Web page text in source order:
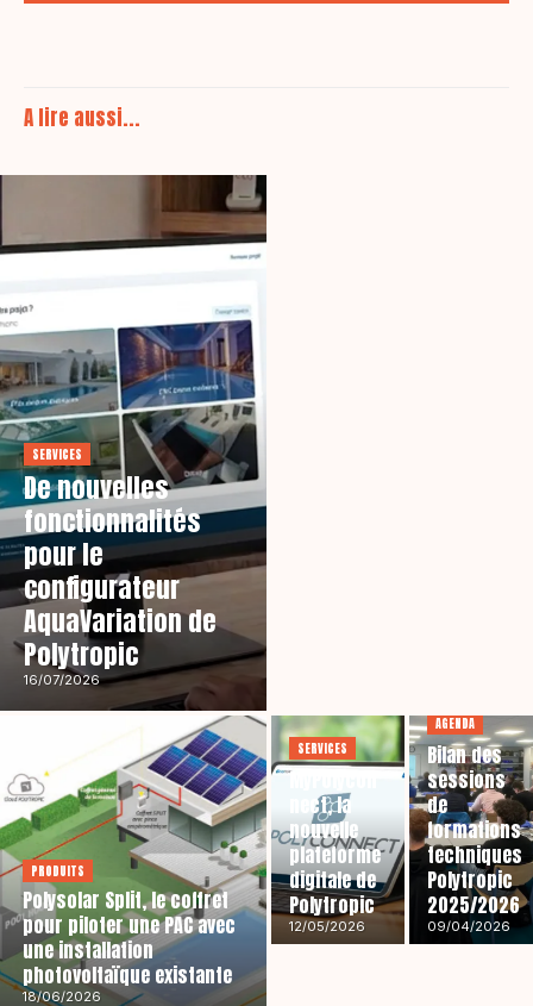
A lire aussi...
SERVICES
De nouvelles
fonctionnalités
pour le
configurateur
AquaVariation de
Polytropic
16/07/2026
PRODUITS
Polysolar Split, le coffret
pour piloter une PAC avec
une installation
photovoltaïque existante
18/06/2026
SERVICES
MyPolycon
nect, la
nouvelle
plateforme
digitale de
Polytropic
12/05/2026
AGENDA
Bilan des
sessions
de
formations
techniques
Polytropic
2025/2026
09/04/2026